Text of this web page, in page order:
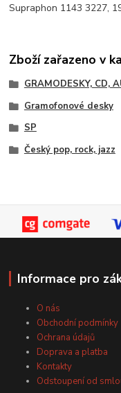
Supraphon 1143 3227,
Zboží zařazeno v
GRAMODESKY, CD,
Gramofonové desky
SP
Český pop, rock, jazz
Informace pro
O nás
Obchodní podmínky
Ochrana údajů
Doprava a platba
Kontakty
Odstoupení od